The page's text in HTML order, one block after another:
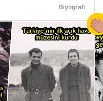
Biyografi